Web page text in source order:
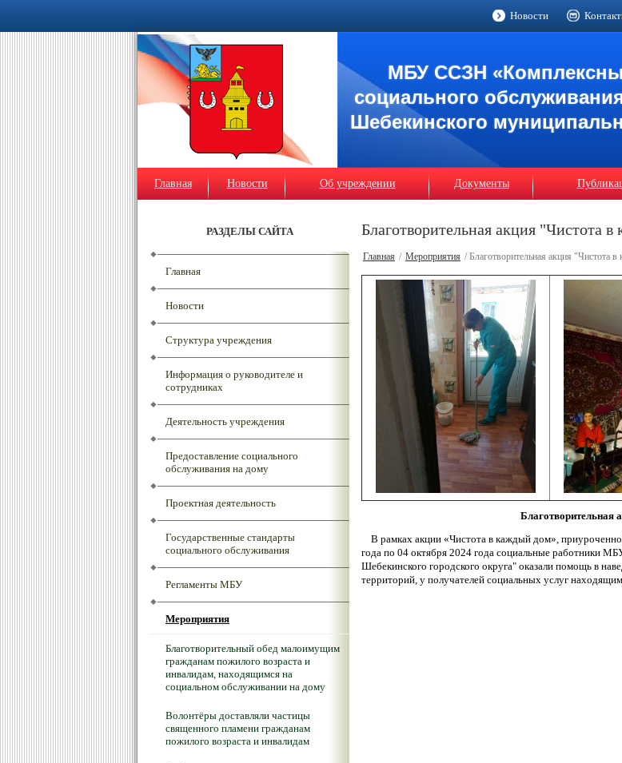
Новости
МБУ ССЗН
социального
Шебекинского
Главная Новости Об учреждении Документы
РАЗДЕЛЫ САЙТА
Главная
Новости
Структура учреждения
Информация о руководителе и
сотрудниках
Деятельность учреждения
Предоставление социального
обслуживания на дому
Проектная деятельность
Государственные стандарты
социального обслуживания
Регламенты МБУ
Мероприятия
Благотворительный обед малоимущим
гражданам пожилого возраста и
инвалидам, находящимся на
социальном обслуживании на дому
Волонтёры доставляли частицы
священного пламени гражданам
пожилого возраста и инвалидам
Благотворительная акция "Чистота
Главная / Мероприятия / Благотворительная акция "Чистота
Благотворительная
В рамках акции «Чистота в каждый дом»,
года по 04 октября 2024 года социальные работники
Шебекинского городского округа" оказали помощь в
территорий, у получателей социальных услуг